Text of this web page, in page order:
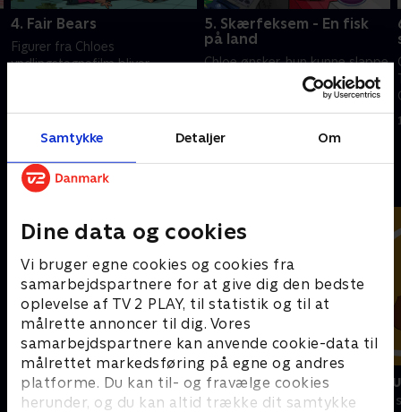
Samtykke Detaljer Om
Dine data og cookies
Vi bruger egne cookies og cookies fra
samarbejdspartnere for at give dig den bedste
oplevelse af TV 2 PLAY, til statistik og til at
målrette annoncer til dig. Vores
samarbejdspartnere kan anvende cookie-data til
målrettet markedsføring på egne og andres
platforme. Du kan til- og fravælge cookies
herunder, og du kan altid trække dit samtykke
4. Fair Bears
Figurer fra Chloes
yndlingstegnefilm bliver
han er svag.
5. Skærfeksem - En fisk
på land
Chloe ønsker, hun kunne slappe
af, og far vil fange en stor fisk
for at vinde en pokal.
Andre så også
Vicke Viking
Børneserier • 1 sæsoner
Miniteve:
Børneserier • 1